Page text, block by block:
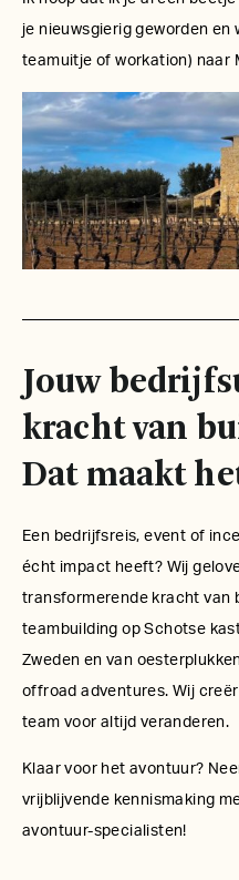
je nieuwsgierig geworden en
teamuitje of workation) naar
Jouw
kracht van
Dat maakt
Een bedrijfsreis, event of
écht impact heeft? Wij
transformerende kracht van
teambuilding op Schotse
Zweden en van
offroad adventures. Wij
team voor altijd veranderen.
Klaar voor het avontuur?
vrijblijvende kennismaking
avontuur-specialisten!